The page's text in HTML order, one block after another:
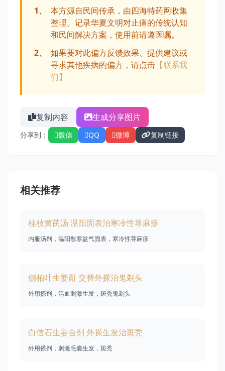
1、
本方源自民间传承，由四海特药网收集
整理。记录华夏文明对止痛的传统认知
和民间解决方案，使用前请遵医嘱。
2、
如果要对此偏方反馈效果、提供建议或
寻求其他疾病的偏方，请点击 【联系我
们】
复制内容 生成分享图片
分享到： 微信 QQ 微博 复制链接
相关推荐
桂枝黄芪汤 温阳固表治寒冷性荨麻疹
内服汤剂，温阳散寒益气固表，寒冷性荨麻疹
侧柏叶生姜酊 交替外搽治鬼剃头
外用搽剂，活血刺激生发，斑秃鬼剃头
白信石生姜合剂 外搽生发治斑秃
外用搽剂，刺激毛囊生发，斑秃